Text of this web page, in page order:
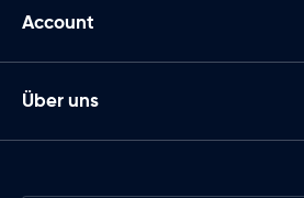
Account
Über uns